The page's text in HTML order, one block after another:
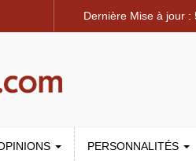
Dernière Mise à jour
PERSONNALITÉS